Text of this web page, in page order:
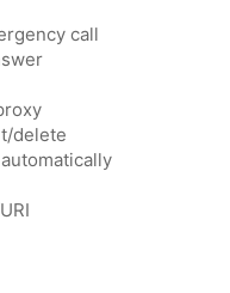
call
delete